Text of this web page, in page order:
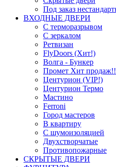
Под заказ
ВХОДНЫЕ ДВЕРИ
С терморазрывом
С зеркалом
Ретвизан
FlyDoors (Хит!)
Волга - Бункер
Промет Хит
Центурион (VIP!)
Центурион Термо
Мастино
Ferroni
Город мастеров
В квартиру
С шумоизоляцией
Двухстворчатые
Противопожарные
СКРЫТЫЕ ДВЕРИ